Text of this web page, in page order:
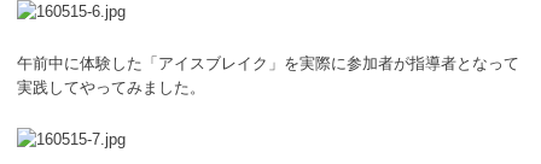
午前中に体験した「アイスブレイク」を実際に参加者が指導者となって
実践してやってみました。